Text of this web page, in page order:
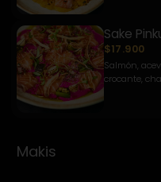
Sake
$17.900
Salmón,
crocante, cha...
Makis